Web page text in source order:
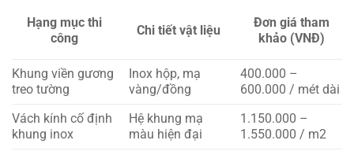
Hạng mục thi
công
Chi tiết vật liệu
Đơn giá tham
khảo (VNĐ)
Khung viền gương
treo tường
Inox hộp, mạ
vàng/đồng
400.000 –
600.000 / mét dài
Vách kính cố định
khung inox
Hệ khung mạ
màu hiện đại
1.150.000 –
1.550.000 / m2